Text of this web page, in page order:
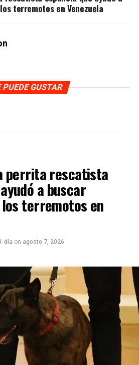
terremotos en Venezuela
PUEDE GUSTAR
perrita rescatista
a buscar
terremotos en
día on agosto 7, 2026